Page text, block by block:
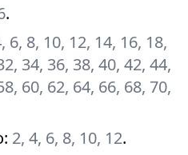
.
6, 8, 10, 12, 14, 16, 18,
34, 36, 38, 40, 42, 44,
60, 62, 64, 66, 68, 70,
: 2, 4, 6, 8, 10, 12.